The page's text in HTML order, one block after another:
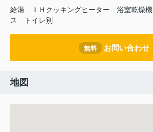
給湯 ＩＨクッキングヒーター 浴室乾燥機
ス
トイレ別
無料 お問い合わせ
地図